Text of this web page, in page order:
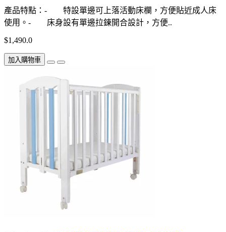
產品特點：- 特設單邊可上落活動床欄，方便貼近成人床
使用。- 床身設有單邊拉鍊開合設計，方便..
$1,490.0
加入購物車